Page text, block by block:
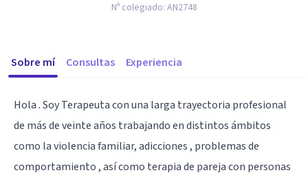
Nº colegiado: AN2748
Sobre mí Consultas Experiencia
Hola . Soy Terapeuta con una larga trayectoria profesional
de más de veinte años trabajando en distintos ámbitos
como la violencia familiar, adicciones , problemas de
comportamiento , así como terapia de pareja con personas